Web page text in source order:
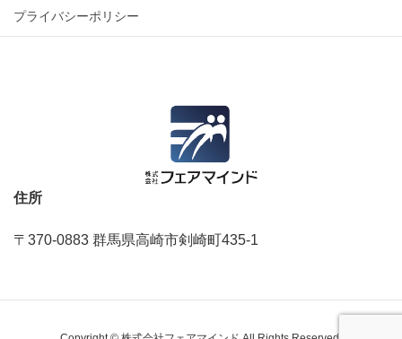
プライバシーポリシー
住所
〒370-0883 群馬県高崎市剣崎町435‐1